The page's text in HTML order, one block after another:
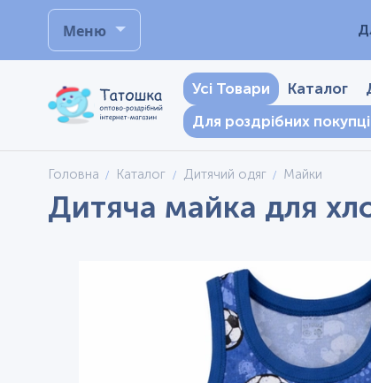
Меню
Усі Товари Каталог
Для роздрібних
Головна Каталог Дитячий одяг Майки
Дитяча майка для